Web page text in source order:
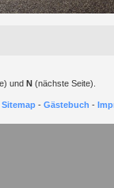
und N (nächste Seite).
Sitemap - Gästebuch -